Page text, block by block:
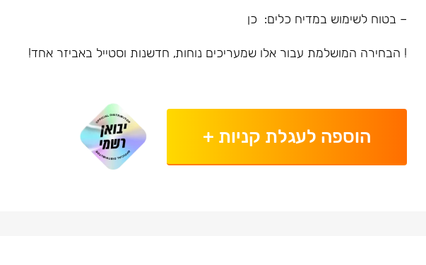
– בטוח לשימוש במדיח כלים: כן
! הבחירה המושלמת עבור אלו שמעריכים נוחות, חדשנות וסטייל באביזר אחד!
הוספה לעגלת קניות +